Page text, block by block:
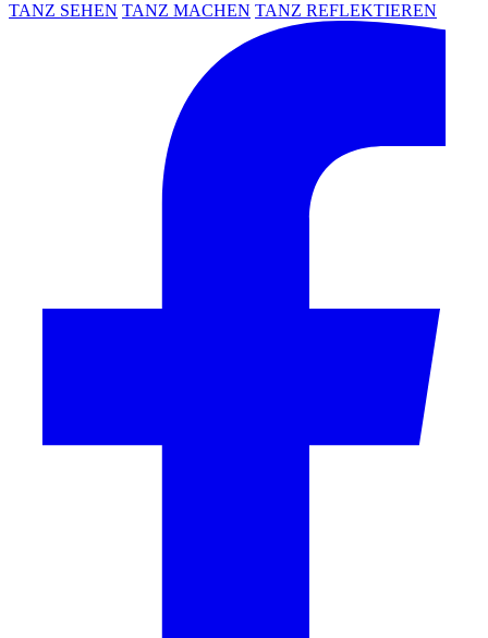
TANZ SEHEN TANZ MACHEN TANZ REFLEKTIEREN